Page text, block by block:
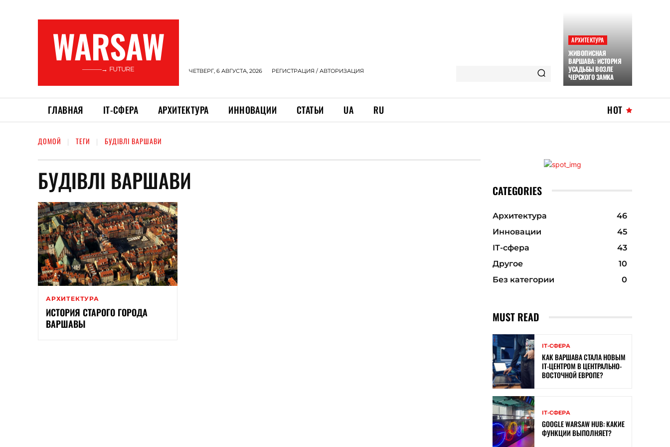
WARSAW
———→ FUTURE ЧЕТВЕРГ, 6 АВГУСТА, 2026 РЕГИСТРАЦИЯ / АВТОРИЗАЦИЯ
АРХИТЕКТУРА
ЖИВОПИСНАЯ
ВАРШАВА: ИСТОРИЯ
УСАДЬБЫ ВОЗЛЕ
ЧЕРСКОГО ЗАМКА
ГЛАВНАЯ ІТ-СФЕРА АРХИТЕКТУРА ИННОВАЦИИ СТАТЬИ UA RU HOT
ДОМОЙ ТЕГИ БУДІВЛІ ВАРШАВИ
БУДІВЛІ ВАРШАВИ
АРХИТЕКТУРА
ИСТОРИЯ СТАРОГО ГОРОДА
ВАРШАВЫ
CATEGORIES
Архитектура
46
Инновации
45
ІТ-сфера
43
Другое
10
Без категории
0
MUST READ
ІТ-СФЕРА
КАК ВАРШАВА СТАЛА НОВЫМ
IT-ЦЕНТРОМ В ЦЕНТРАЛЬНО-
ВОСТОЧНОЙ ЕВРОПЕ?
ІТ-СФЕРА
GOOGLE WARSAW HUB: КАКИЕ
ФУНКЦИИ ВЫПОЛНЯЕТ?